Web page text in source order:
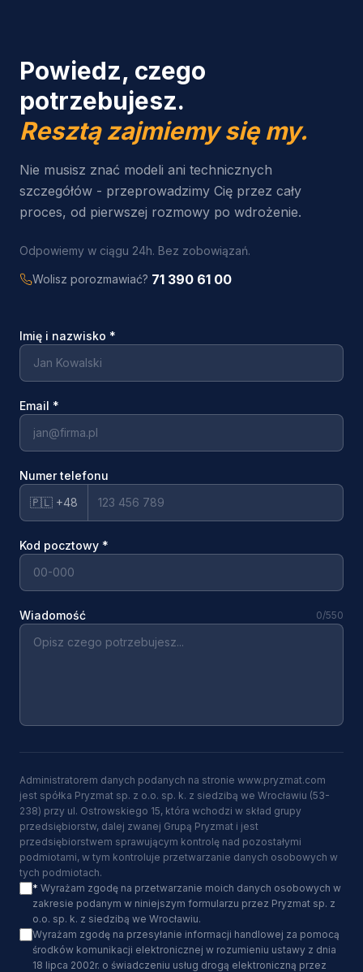
Powiedz, czego
potrzebujesz.
Resztą zajmiemy się my.
Nie musisz znać modeli ani technicznych
szczegółów - przeprowadzimy Cię przez cały
proces, od pierwszej rozmowy po wdrożenie.
Odpowiemy w ciągu 24h. Bez zobowiązań.
Wolisz porozmawiać? 71 390 61 00
Imię i nazwisko *
Email *
Numer telefonu
🇵🇱 +48
Kod pocztowy *
Wiadomość 0/550
Administratorem danych podanych na stronie www.pryzmat.com
jest spółka Pryzmat sp. z o.o. sp. k. z siedzibą we Wrocławiu (53-
238) przy ul. Ostrowskiego 15, która wchodzi w skład grupy
przedsiębiorstw, dalej zwanej Grupą Pryzmat i jest
przedsiębiorstwem sprawującym kontrolę nad pozostałymi
podmiotami, w tym kontroluje przetwarzanie danych osobowych w
tych podmiotach.
* Wyrażam zgodę na przetwarzanie moich danych osobowych w
zakresie podanym w niniejszym formularzu przez Pryzmat sp. z
o.o. sp. k. z siedzibą we Wrocławiu.
Wyrażam zgodę na przesyłanie informacji handlowej za pomocą
środków komunikacji elektronicznej w rozumieniu ustawy z dnia
18 lipca 2002r. o świadczeniu usług drogą elektroniczną przez